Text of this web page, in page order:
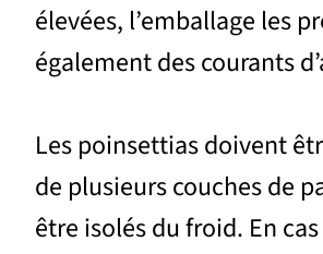
élevées, l’emballage les
également des courants
Les poinsettias doivent
de plusieurs couches de
être isolés du froid. En